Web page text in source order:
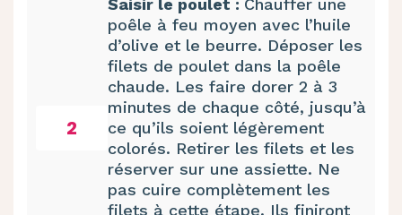
2
Saisir le poulet : Chauffer une
poêle à feu moyen avec l’huile
d’olive et le beurre. Déposer les
filets de poulet dans la poêle
chaude. Les faire dorer 2 à 3
minutes de chaque côté, jusqu’à
ce qu’ils soient légèrement
colorés. Retirer les filets et les
réserver sur une assiette. Ne
pas cuire complètement les
filets à cette étape. Ils finiront